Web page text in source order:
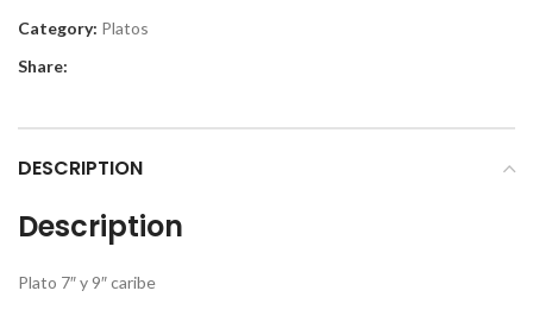
Category: Platos
Share:
DESCRIPTION
Description
Plato 7″ y 9″ caribe